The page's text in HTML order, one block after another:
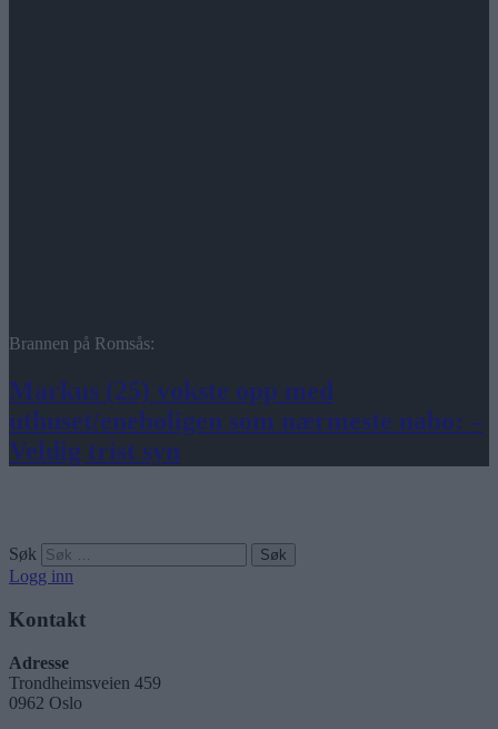
Brannen på Romsås:
Markus (25) vokste opp med
uthuset/eneboligen som nærmeste nabo: –
Veldig trist syn
Søk
Logg inn
Kontakt
Adresse
Trondheimsveien 459
0962 Oslo